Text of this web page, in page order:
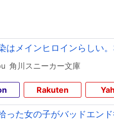
はメインヒロインらしい
角川スニーカー文庫
Rakuten
った女の子がバッドエン